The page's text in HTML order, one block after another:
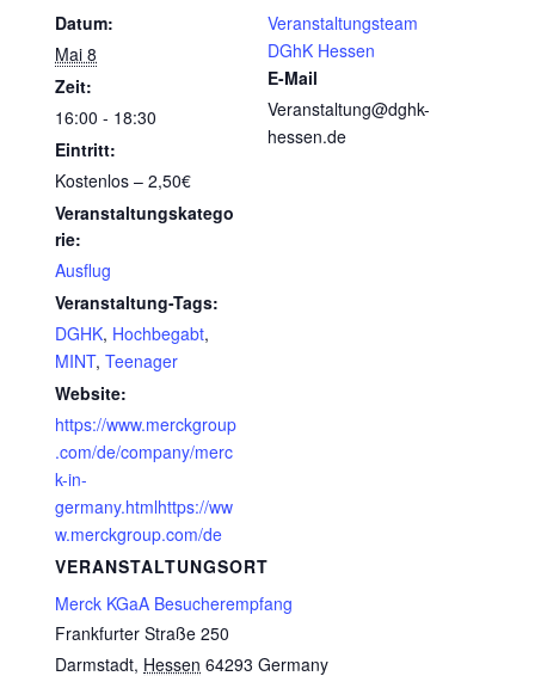
Datum:
Mai 8
Zeit:
16:00 - 18:30
Eintritt:
Kostenlos – 2,50€
Veranstaltungskatego
rie:
Ausflug
Veranstaltung-Tags:
DGHK, Hochbegabt,
MINT,Teenager
Website:
https://www.merckgroup
.com/de/company/merc
k-in-
germany.htmlhttps://ww
w.merckgroup.com/de
VERANSTALTUNGSORT
Merck KGaA Besucherempfang
Frankfurter Straße 250
Darmstadt, Hessen 64293 Germany
Veranstaltungsteam
DGhK Hessen
E-Mail
Veranstaltung@dghk-
hessen.de